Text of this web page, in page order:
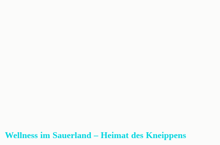
Wellness im Sauerland – Heimat des Kneippens